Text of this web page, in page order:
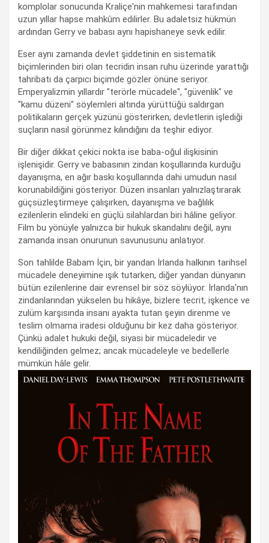
komplolar sonucunda Kraliçe'nin mahkemesi tarafından
uzun yıllar hapse mahkûm edilirler. Bu adaletsiz hükmün
ardından Gerry ve babası aynı hapishaneye sevk edilir.
Eser aynı zamanda devlet şiddetinin en sistematik
biçimlerinden biri olan tecridin insan ruhu üzerinde yarattığı
tahribatı da çarpıcı biçimde gözler önüne seriyor.
Emperyalizmin yıllardır "terörle mücadele", "güvenlik" ve
"kamu düzeni" söylemleri altında yürüttüğü saldırgan
politikaların gerçek yüzünü gösterirken; devletlerin işlediği
suçların nasıl görünmez kılındığını da teşhir ediyor.
Bir diğer dikkat çekici nokta ise baba-oğul ilişkisinin
işlenişidir. Gerry ve babasının zindan koşullarında kurduğu
dayanışma, en ağır baskı koşullarında dahi umudun nasıl
korunabildiğini gösteriyor. Düzen insanları yalnızlaştırarak
güçsüzleştirmeye çalışırken, dayanışma ve bağlılık
ezilenlerin elindeki en güçlü silahlardan biri hâline geliyor.
Film bu yönüyle yalnızca bir hukuk skandalını değil, aynı
zamanda insan onurunun savunusunu anlatıyor.
Son tahlilde Babam İçin, bir yandan İrlanda halkının tarihsel
mücadele deneyimine ışık tutarken, diğer yandan dünyanın
bütün ezilenlerine dair evrensel bir söz söylüyor. İrlanda'nın
zindanlarından yükselen bu hikâye, bizlere tecrit, işkence ve
zulüm karşısında insanı ayakta tutan şeyin direnme ve
teslim olmama iradesi olduğunu bir kez daha gösteriyor.
Çünkü adalet hukuki değil, siyasi bir mücadeledir ve
kendiliğinden gelmez; ancak mücadeleyle ve bedellerle
mümkün hâle gelir.